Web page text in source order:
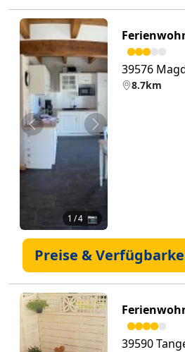
Zurück Weiter
1 / 4 📷
39576
8.7km
Preise &
39590